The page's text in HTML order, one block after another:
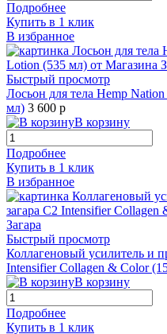
Подробнее
Купить в 1 клик
В избранное
Быстрый просмотр
Лосьон для тела Hemp
мл) 3 600 р
В корзину
Подробнее
Купить в 1 клик
В избранное
Быстрый просмотр
Коллагеновый усилитель и
Intensifier Collagen & Color
В корзину
Подробнее
Купить в 1 клик